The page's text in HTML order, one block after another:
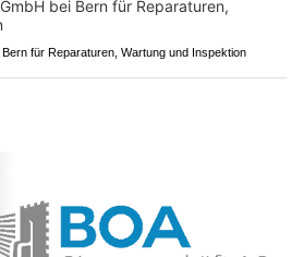
für Reparaturen, Wartung und Inspektion